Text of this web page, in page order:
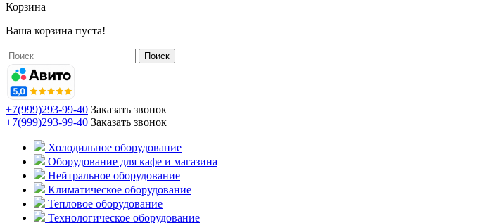
Корзина
Ваша корзина пуста!
Поиск
+7(999)293-99-40 Заказать звонок
+7(999)293-99-40 Заказать звонок
Холодильное оборудование
Оборудование для кафе и магазина
Нейтральное оборудование
Климатическое оборудование
Тепловое оборудование
Технологическое оборудование